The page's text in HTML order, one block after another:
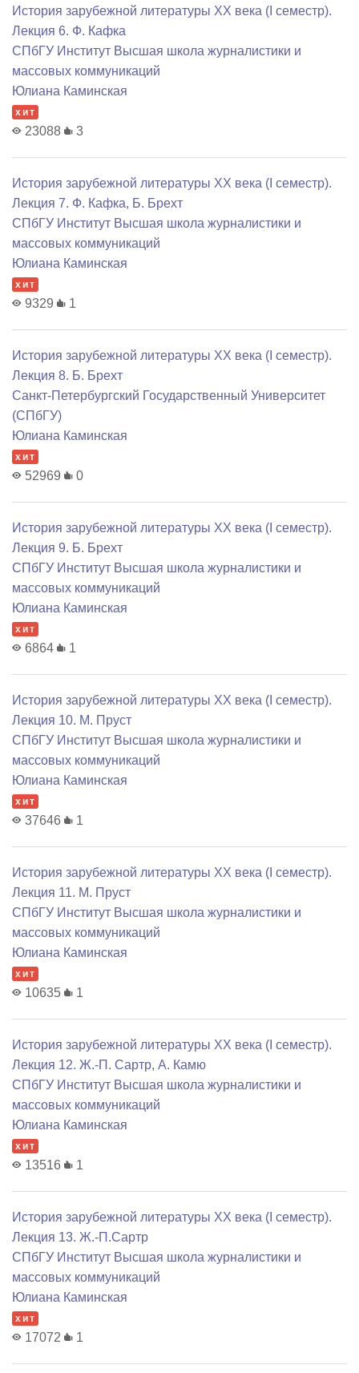
История зарубежной литературы XX века (I семестр).
Лекция 6. Ф. Кафка
СПбГУ Институт Высшая школа журналистики и
массовых коммуникаций
Юлиана Каминская
хит
23088 3
История зарубежной литературы XX века (I семестр).
Лекция 7. Ф. Кафка, Б. Брехт
СПбГУ Институт Высшая школа журналистики и
массовых коммуникаций
Юлиана Каминская
хит
9329 1
История зарубежной литературы XX века (I семестр).
Лекция 8. Б. Брехт
Санкт-Петербургский Государственный Университет
(СПбГУ)
Юлиана Каминская
хит
52969 0
История зарубежной литературы XX века (I семестр).
Лекция 9. Б. Брехт
СПбГУ Институт Высшая школа журналистики и
массовых коммуникаций
Юлиана Каминская
хит
6864 1
История зарубежной литературы XX века (I семестр).
Лекция 10. М. Пруст
СПбГУ Институт Высшая школа журналистики и
массовых коммуникаций
Юлиана Каминская
хит
37646 1
История зарубежной литературы XX века (I семестр).
Лекция 11. М. Пруст
СПбГУ Институт Высшая школа журналистики и
массовых коммуникаций
Юлиана Каминская
хит
10635 1
История зарубежной литературы XX века (I семестр).
Лекция 12. Ж.-П. Сартр, А. Камю
СПбГУ Институт Высшая школа журналистики и
массовых коммуникаций
Юлиана Каминская
хит
13516 1
История зарубежной литературы XX века (I семестр).
Лекция 13. Ж.-П.Сартр
СПбГУ Институт Высшая школа журналистики и
массовых коммуникаций
Юлиана Каминская
хит
17072 1